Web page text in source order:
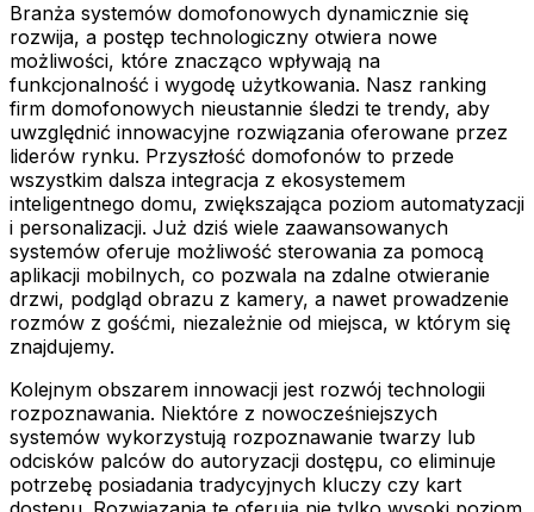
Branża systemów domofonowych dynamicznie się
rozwija, a postęp technologiczny otwiera nowe
możliwości, które znacząco wpływają na
funkcjonalność i wygodę użytkowania. Nasz ranking
firm domofonowych nieustannie śledzi te trendy, aby
uwzględnić innowacyjne rozwiązania oferowane przez
liderów rynku. Przyszłość domofonów to przede
wszystkim dalsza integracja z ekosystemem
inteligentnego domu, zwiększająca poziom automatyzacji
i personalizacji. Już dziś wiele zaawansowanych
systemów oferuje możliwość sterowania za pomocą
aplikacji mobilnych, co pozwala na zdalne otwieranie
drzwi, podgląd obrazu z kamery, a nawet prowadzenie
rozmów z gośćmi, niezależnie od miejsca, w którym się
znajdujemy.
Kolejnym obszarem innowacji jest rozwój technologii
rozpoznawania. Niektóre z nowocześniejszych
systemów wykorzystują rozpoznawanie twarzy lub
odcisków palców do autoryzacji dostępu, co eliminuje
potrzebę posiadania tradycyjnych kluczy czy kart